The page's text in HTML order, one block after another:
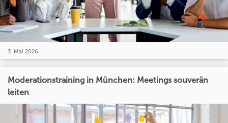
3. Mai 2026
Moderationstraining in München: Meetings souverän
leiten